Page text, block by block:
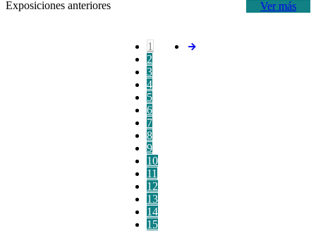
Ver más
Exposiciones anteriores
1
2
3
4
5
6
7
8
9
10
11
12
13
14
15